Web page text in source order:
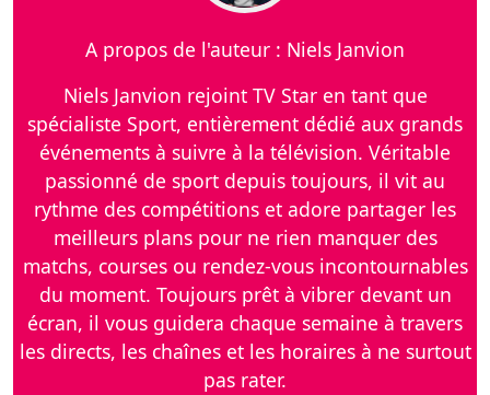
A propos de l'auteur : Niels Janvion
Niels Janvion rejoint TV Star en tant que
spécialiste Sport, entièrement dédié aux grands
événements à suivre à la télévision. Véritable
passionné de sport depuis toujours, il vit au
rythme des compétitions et adore partager les
meilleurs plans pour ne rien manquer des
matchs, courses ou rendez-vous incontournables
du moment. Toujours prêt à vibrer devant un
écran, il vous guidera chaque semaine à travers
les directs, les chaînes et les horaires à ne surtout
pas rater.